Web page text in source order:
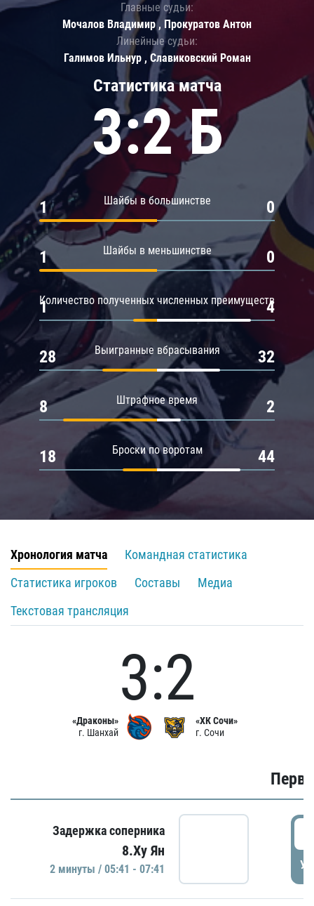
Статистика матча
3:2 Б
Шайбы в большинстве
1 0
Шайбы в меньшинстве
1 0
Количество полученных численных преимуществ
1 4
Выигранные вбрасывания
28 32
Штрафное время
8 2
Броски по воротам
18 44
Главные судьи:
Мочалов Владимир , Прокуратов Антон
Линейные судьи:
Галимов Ильнур , Славиковский Роман
Хронология матча
Командная статистика
Статистика игроков
Составы
Медиа
Текстовая трансляция
«Драконы»
г. Шанхай
3:2
«ХК Сочи»
г. Сочи
Задержка соперника
8.Ху Ян
2 минуты / 05:41 - 07:41